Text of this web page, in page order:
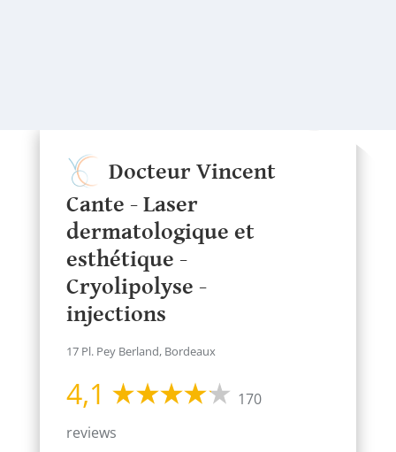
Docteur Vincent
Cante - Laser
dermatologique et
esthétique -
Cryolipolyse -
injections
17 Pl. Pey Berland, Bordeaux
4,1
170
reviews